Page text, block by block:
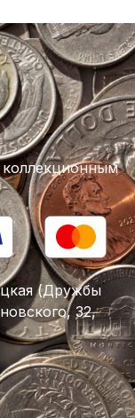
(Дружбы
32,